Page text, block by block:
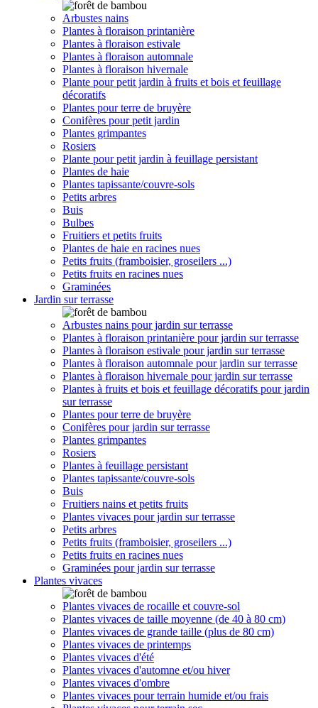
Arbustes nains
Plantes à floraison printanière
Plantes à floraison estivale
Plantes à floraison automnale
Plantes à floraison hivernale
Plante pour petit jardin à fruits et bois et feuillage
décoratifs
Plantes pour terre de bruyère
Conifères pour petit jardin
Plantes grimpantes
Rosiers
Plante pour petit jardin à feuillage persistant
Plantes de haie
Plantes tapissante/couvre-sols
Petits arbres
Buis
Bulbes
Fruitiers et petits fruits
Plantes de haie en racines nues
Petits fruits (framboisier, groseilers ...)
Petits fruits en racines nues
Graminées
Jardin sur terrasse
Arbustes nains pour jardin sur terrasse
Plantes à floraison printanière pour jardin sur terrasse
Plantes à floraison estivale pour jardin sur terrasse
Plantes à floraison automnale pour jardin sur terrasse
Plantes à floraison hivernale pour jardin sur terrasse
Plantes à fruits et bois et feuillage décoratifs pour jardin
sur terrasse
Plantes pour terre de bruyère
Conifères pour jardin sur terrasse
Plantes grimpantes
Rosiers
Plantes à feuillage persistant
Plantes tapissante/couvre-sols
Buis
Fruitiers nains et petits fruits
Plantes vivaces pour jardin sur terrasse
Petits arbres
Petits fruits (framboisier, groseilers ...)
Petits fruits en racines nues
Graminées pour jardin sur terrasse
Plantes vivaces
Plantes vivaces de rocaille et couvre-sol
Plantes vivaces de taille moyenne (de 40 à 80 cm)
Plantes vivaces de grande taille (plus de 80 cm)
Plantes vivaces de printemps
Plantes vivaces d'été
Plantes vivaces d'automne et/ou hiver
Plantes vivaces d'ombre
Plantes vivaces pour terrain humide et/ou frais